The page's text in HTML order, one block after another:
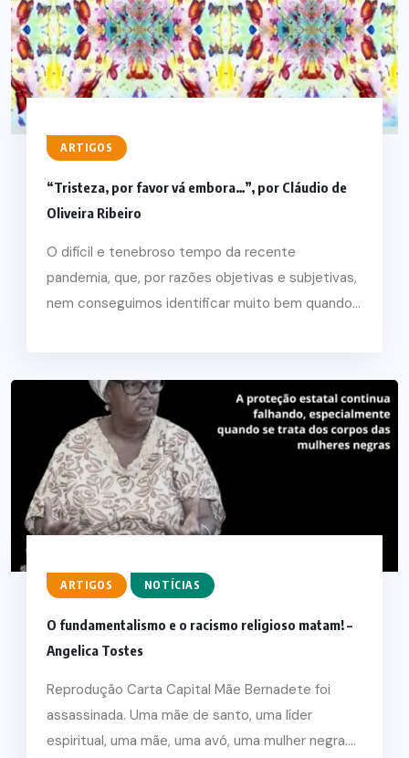
ARTIGOS
“Tristeza, por favor vá embora…”, por Cláudio de
Oliveira Ribeiro
O difícil e tenebroso tempo da recente
pandemia, que, por razões objetivas e subjetivas,
nem conseguimos identificar muito bem quando...
ARTIGOS NOTÍCIAS
O fundamentalismo e o racismo religioso matam! –
Angelica Tostes
Reprodução Carta Capital Mãe Bernadete foi
assassinada. Uma mãe de santo, uma líder
espiritual, uma mãe, uma avó, uma mulher negra....